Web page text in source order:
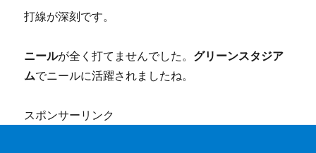
打線が深刻です。
ニールが全く打てませんでした。 グリーンスタジア
ムでニールに活躍されましたね。
スポンサーリンク